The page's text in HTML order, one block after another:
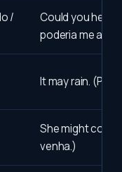
/
Could you help
poderia me
It may rain.
She might
venha.)